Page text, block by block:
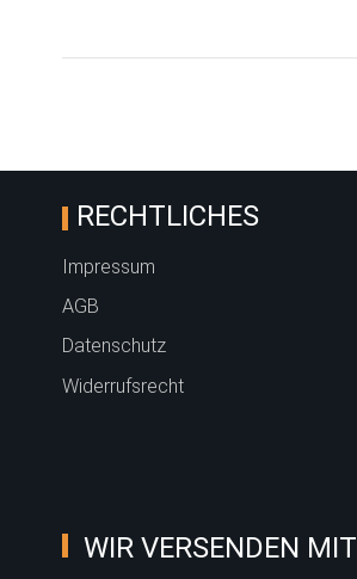
RECHTLICHES
Impressum
AGB
Datenschutz
Widerrufsrecht
WIR VERSENDEN MIT